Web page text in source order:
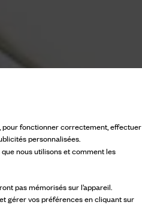
pour fonctionner correctement, effectuer
personnalisées.
nous utilisons et comment les
pas mémorisés sur l’appareil.
gérer vos préférences en cliquant sur